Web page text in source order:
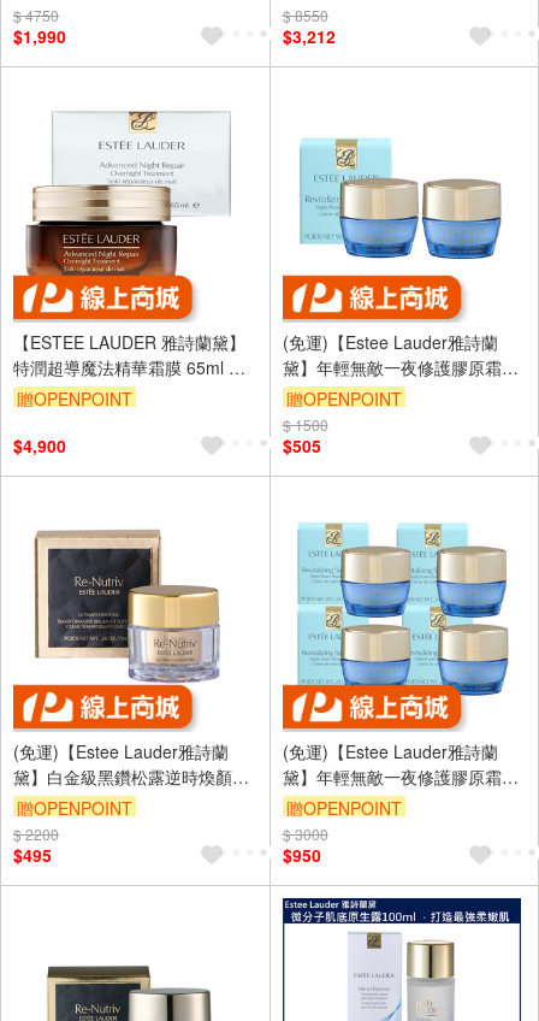
訂單滿 2000 元折抵 100元
（運費不算在 2000 元的範圍
內）
$ 4750
$1,990
$ 8550
$3,212
【ESTEE LAUDER 雅詩蘭黛】
特潤超導魔法精華霜膜 65ml 公
司貨
贈OPENPOINT
$4,900
(免運)【Estee Lauder雅詩蘭
黛】年輕無敵一夜修護膠原霜
7ml 兩入組 公司貨
贈OPENPOINT
$ 1500
$505
(免運)【Estee Lauder雅詩蘭
黛】白金級黑鑽松露逆時煥顏霜
7ml 公司貨
贈OPENPOINT
$ 2200
$495
(免運)【Estee Lauder雅詩蘭
黛】年輕無敵一夜修護膠原霜
7ml 四入組 公司貨
贈OPENPOINT
$ 3000
$950